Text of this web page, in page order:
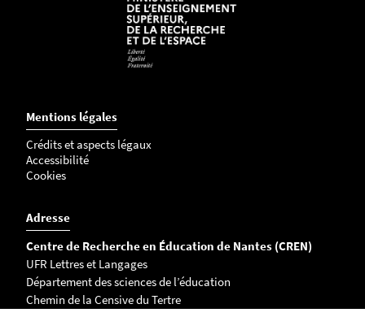
Mentions légales
Crédits et aspects légaux
Accessibilité
Cookies
Adresse
Centre de Recherche en Éducation de Nantes (CREN)
UFR Lettres et Langages
Département des sciences de l’éducation
Chemin de la Censive du Tertre